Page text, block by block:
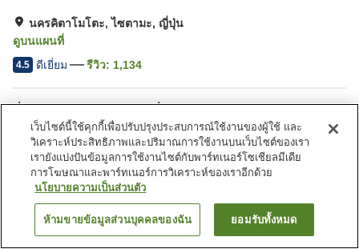
นครคิตาโมโตะ, ไซตามะ, ญี่ปุ่น
ดูบนแผนที่
4.5 ดีเยี่ยม รีวิว: 1,134
ที่จอดรถ
หน้าแรก ญี่ปุ่น ไซตามะ นครคิตาโมโตะ Hana Hotel Kitamoto
ค้นหาห้องพัก
เว็บไซต์นี้ใช้คุกกี้เพื่อปรับปรุงประสบการณ์ใช้งานของผู้ใช้ และ
วิเคราะห์ประสิทธิภาพและปริมาณการใช้งานบนเว็บไซต์ของเรา
เรายังแบ่งปันข้อมูลการใช้งานไซต์กับพาร์ทเนอร์โซเชียลมีเดีย
การโฆษณาและพาร์ทเนอร์การวิเคราะห์ของเราอีกด้วย
นโยบายความเป็นส่วนตัว
ห้ามขายข้อมูลส่วนบุคคลของฉัน ยอมรับทั้งหมด